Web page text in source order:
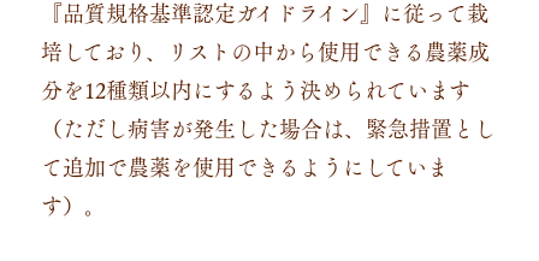
『品質規格基準認定ガイドライン』に従って栽
培しており、リストの中から使用できる農薬成
分を12種類以内にするよう決められています
（ただし病害が発生した場合は、緊急措置とし
て追加で農薬を使用できるようにしていま
す）。